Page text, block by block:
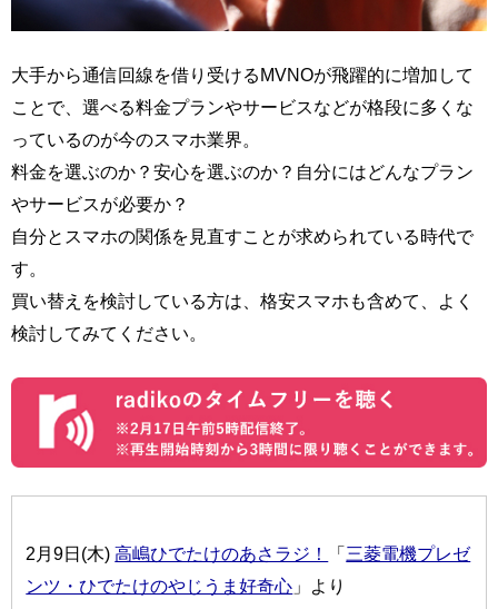
大手から通信回線を借り受けるMVNOが飛躍的に増加して
ことで、選べる料金プランやサービスなどが格段に多くな
っているのが今のスマホ業界。
料金を選ぶのか？安心を選ぶのか？自分にはどんなプラン
やサービスが必要か？
自分とスマホの関係を見直すことが求められている時代で
す。
買い替えを検討している方は、格安スマホも含めて、よく
検討してみてください。
2月9日(木)高嶋ひでたけのあさラジ！ 「 三菱電機プレゼ
ンツ・ひでたけのやじうま好奇心 」より